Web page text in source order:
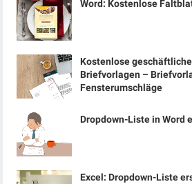
Word: Kostenlose
Kostenlose
Briefvorlagen –
Fensterumschläge
Dropdown-Liste in Word
Excel: Dropdown-Liste